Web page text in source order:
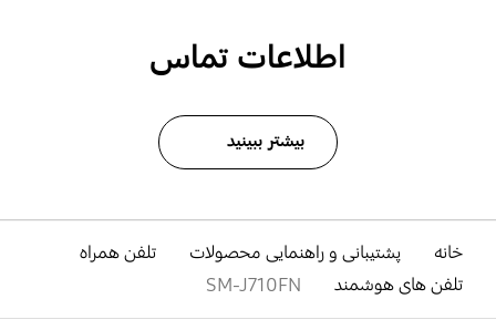
اطلاعات تماس
بیشتر ببینید
خانه پشتیبانی و راهنمایی محصولات
تلفن همراه
تلفن های هوشمند
SM-J710FN